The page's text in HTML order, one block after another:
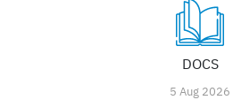
DOCS
5 Aug 2026